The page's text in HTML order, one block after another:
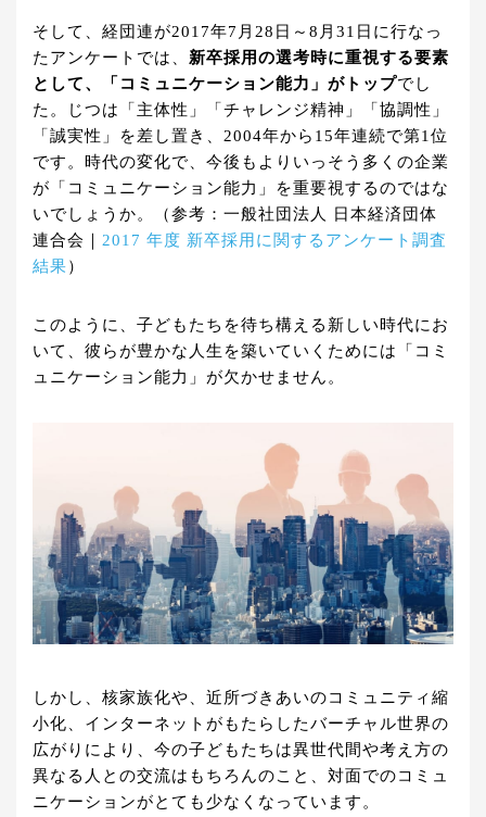
そして、経団連が2017年7月28日～8月31日に行なっ
たアンケートでは、 新卒採用の選考時に重視する要素
として、「コミュニケーション能力」がトップでし
た。じつは「主体性」「チャレンジ精神」「協調性」
「誠実性」を差し置き、2004年から15年連続で第1位
です。時代の変化で、今後もよりいっそう多くの企業
が「コミュニケーション能力」を重要視するのではな
いでしょうか。（参考：一般社団法人 日本経済団体
連合会｜ 2017 年度 新卒採用に関するアンケート調査
結果）
このように、子どもたちを待ち構える新しい時代にお
いて、彼らが豊かな人生を築いていくためには「コミ
ュニケーション能力」が欠かせません。
しかし、核家族化や、近所づきあいのコミュニティ縮
小化、インターネットがもたらしたバーチャル世界の
広がりにより、今の子どもたちは異世代間や考え方の
異なる人との交流はもちろんのこと、対面でのコミュ
ニケーションがとても少なくなっています。